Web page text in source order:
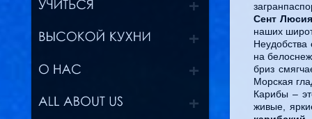
Сент Люсия
наших
на
бриз
Морская
Карибы –
живые,